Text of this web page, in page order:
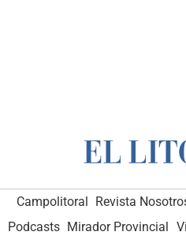
Campolitoral Revista
Podcasts Mirador Provincial